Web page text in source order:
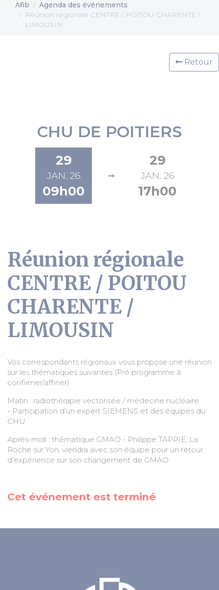
Afib
Agenda des événements
Réunion régionale CENTRE / POITOU CHARENTE /
LIMOUSIN
Retour
CHU DE POITIERS
29
JAN. 26
09h00
29
JAN. 26
17h00
Réunion régionale
CENTRE / POITOU
CHARENTE /
LIMOUSIN
Vos correspondants régionaux vous propose une réunion
sur les thématiques suivantes (Pré programme à
confirmer/affiner) :
Matin : radiothérapie vectorisée / médecine nucléaire
- Participation d’un expert SIEMENS et des équipes du
CHU
Après-midi : thématique GMAO - Philippe TAPPIE, La
Roche sur Yon, viendra avec son équipe pour un retour
d’expérience sur son changement de GMAO
Cet événement est terminé